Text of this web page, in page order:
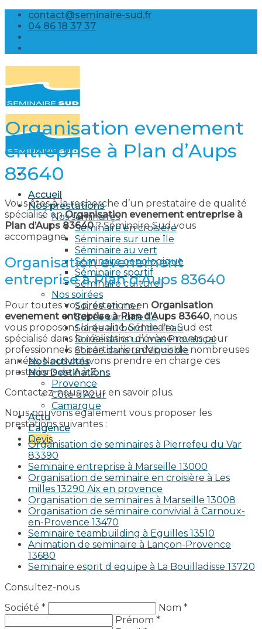
Skip
content
contact@seminaire-sud.fr
04 86 18 37 37
Accueil
Nos prestations
Nos séminaires
Séminaire en croisière
Séminaire sur une île
Séminaire au vert
Séminaire oenologique
Séminaire sportif
Séminaire culturel
Nos soirées
Soirée en mer
Soirée sur une île
Soirée au bord de l’eau
Soirée dans un mas Provençal
Soirée dans un Vignoble
Nos activités
Nos Destinations
Provence
Côte d’Azur
Camargue
Actu
L’agence
Devis
Organisation evenement
entreprise à Plan d’Aups
83640
Vous êtes à la recherche d’un prestataire de qualité
spécialisé enOrganisation evenement entreprise à
Plan d’Aups 83640? Séminaire Sud vous
accompagne.
Organisation evenement
entreprise à Plan d’Aups 83640
Pour toutes vos prestations en Organisation
evenement entreprise à Plan d’Aups 83640, nous
vous proposons la qualité. Séminaire Sud est
spécialisé dans la réalisation d’évènements pour
professionnels et particuliers depuis de nombreuses
années. Nous pouvons prendre en charge ces
prestations de A à Z.
Contactez-nous pour en savoir plus.
Nous pouvons également vous proposer les
prestations suivantes :
Organisation de seminaires à Pierrefeu du Var
83390
Seminaire entreprise à Marseille 13000
Organisation de seminaire en croisière à Les
milles 13290 Aix en provence​
Organisation de seminaires à Marseille 13008
Organisation de séminaire convivial à Carnoux-
en-Provence 13470
Seminaire teambuilding à Eguilles 13510
Animation de seminaire à Lançon-Provence
13680
Seminaire esprit d equipe à La Bouilladisse 13720
Consultez-nous
Société *
Nom *
Prénom *